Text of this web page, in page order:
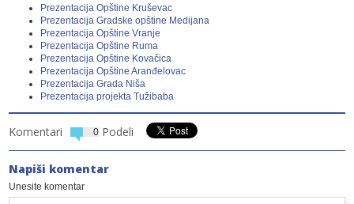
Prezentacija Opštine Kruševac
Prezentacija Gradske opštine Medijana
Prezentacija Opštine Vranje
Prezentacija Opštine Ruma
Prezentacija Opštine Kovačica
Prezentacija Opštine Aranđelovac
Prezentacija Grada Niša
Prezentacija projekta Tužibaba
Komentari 0 Podeli
Napiši komentar
Unesite komentar